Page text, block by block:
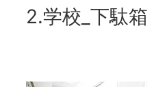
2.学校_下駄箱